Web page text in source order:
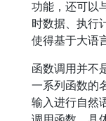
功能，还可以
时数据、执行
使得基于大语
函数调用并不
一系列函数的
输入进行自然